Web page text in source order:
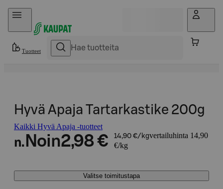
Hyppää sisältöön
Tuotteet
Hyvä Apaja Tartarkastike 200g
Kaikki Hyvä Apaja -tuotteet
n. Noin2,98 € 14,90 €/kgvertailuhinta 14,90
€/kg
Valitse toimitustapa